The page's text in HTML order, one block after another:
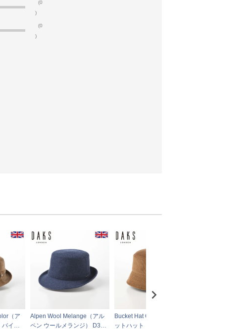
(0
)
(0
)
（ア
バイカ
Alpen Wool Melange（アル
ペン ウールメランジ） D385
Bucket Hat Corduroy（バケ
ットハット コーデュロイ） D